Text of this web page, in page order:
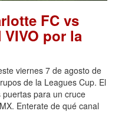
FC vs
por la
viernes 7 de agosto de
de la Leagues Cup. El
para un cruce
Enterate de qué canal